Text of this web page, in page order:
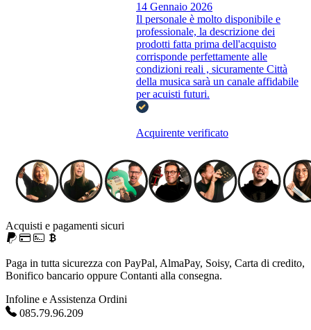
14 Gennaio 2026
Il personale è molto disponibile e
professionale, la descrizione dei
prodotti fatta prima dell'acquisto
corrisponde perfettamente alle
condizioni reali , sicuramente Città
della musica sarà un canale affidabile
per acuisti futuri.
Acquirente verificato
Acquisti e pagamenti sicuri
Paga in tutta sicurezza con PayPal, AlmaPay, Soisy, Carta di credito,
Bonifico bancario oppure Contanti alla consegna.
Infoline e Assistenza Ordini
085.79.96.209